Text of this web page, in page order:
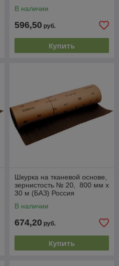
В наличии
596,50 руб.
Купить
Шкурка на тканевой основе,
зернистость № 20, 800 мм х
30 м (БАЗ) Россия
В наличии
674,20 руб.
Купить